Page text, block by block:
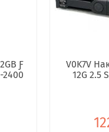
Ƒ
2400
V0K7V
12G 2.5